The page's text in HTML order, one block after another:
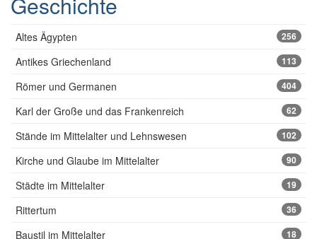
Altes Ägypten 256
Antikes Griechenland 113
Römer und Germanen 404
Karl der Große und das Frankenreich 62
Stände im Mittelalter und Lehnswesen 102
Kirche und Glaube im Mittelalter 90
Städte im Mittelalter 19
Rittertum 36
Baustil im Mittelalter 18